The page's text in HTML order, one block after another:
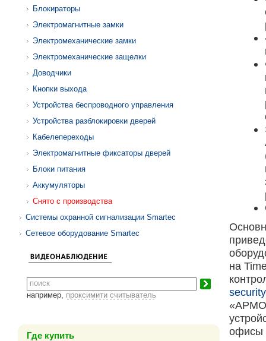
Блокираторы
Электромагнитные замки
Электромеханические замки
Электромеханические защелки
Доводчики
Кнопки выхода
Устройства беспроводного управления
Устройства разблокировки дверей
Кабелепереходы
Электромагнитные фиксаторы дверей
Блоки питания
Аккумуляторы
Снято с производства
Системы охранной сигнализации Smartec
Сетевое оборудование Smartec
например, проксимити считыватель
Где купить
на
офисы